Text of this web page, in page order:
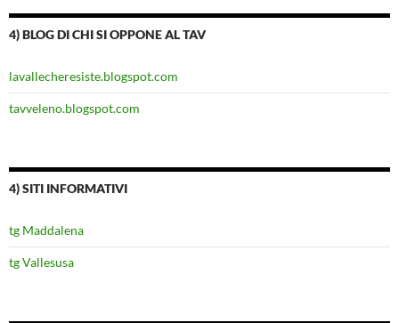
4) BLOG DI CHI SI OPPONE AL TAV
lavallecheresiste.blogspot.com
tavveleno.blogspot.com
4) SITI INFORMATIVI
tg Maddalena
tg Vallesusa